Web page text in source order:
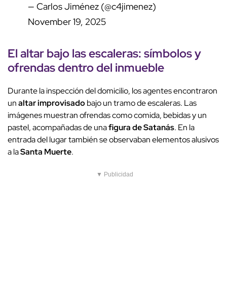
— Carlos Jiménez (@c4jimenez)
November 19, 2025
El altar bajo las escaleras:símbolosy
ofrendas dentro del inmueble
Durante la inspección del domicilio, los agentes encontraron
unaltar improvisadobajo un tramo de escaleras. Las
imágenes muestran ofrendas como comida, bebidas y un
pastel, acompañadas de unafigura de Satanás. En la
entrada del lugar también se observaban elementos alusivos
a laSanta Muerte.
▼ Publicidad